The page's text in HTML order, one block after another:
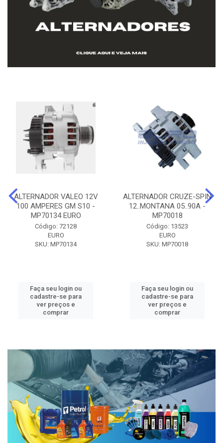
ALTERNADOR VALEO 12V
100 AMPERES GM S10 -
MP70134 EURO
Código: 72128
EURO
SKU: MP70134
Faça seu login ou
cadastre-se para
ver preços e
comprar
ALTERNADOR CRUZE-SPIN
12..MONTANA 05..90A -
MP70018
Código: 13523
EURO
SKU: MP70018
Faça seu login ou
cadastre-se para
ver preços e
comprar